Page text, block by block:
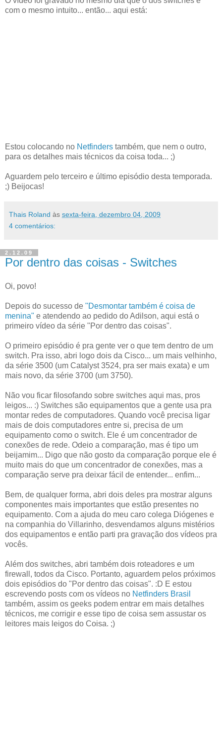
com o mesmo intuito... então... aqui está:
Estou colocando no Netfinders também, que nem o outro,
para os detalhes mais técnicos da coisa toda... ;)
Aguardem pelo terceiro e último episódio desta temporada.
;) Beijocas!
Thais Roland às sexta-feira, dezembro 04, 2009
4 comentários:
2.12.09
Por dentro das coisas - Switches
Oi, povo!
Depois do sucesso de "Desmontar também é coisa de
menina" e atendendo ao pedido do Adilson, aqui está o
primeiro vídeo da série "Por dentro das coisas".
O primeiro episódio é pra gente ver o que tem dentro de um
switch. Pra isso, abri logo dois da Cisco... um mais velhinho,
da série 3500 (um Catalyst 3524, pra ser mais exata) e um
mais novo, da série 3700 (um 3750).
Não vou ficar filosofando sobre switches aqui mas, pros
leigos... :) Switches são equipamentos que a gente usa pra
montar redes de computadores. Quando você precisa ligar
mais de dois computadores entre si, precisa de um
equipamento como o switch. Ele é um concentrador de
conexões de rede. Odeio a comparação, mas é tipo um
beijamim... Digo que não gosto da comparação porque ele é
muito mais do que um concentrador de conexões, mas a
comparação serve pra deixar fácil de entender... enfim...
Bem, de qualquer forma, abri dois deles pra mostrar alguns
componentes mais importantes que estão presentes no
equipamento. Com a ajuda do meu caro colega Diógenes e
na companhia do Villarinho, desvendamos alguns mistérios
dos equipamentos e então parti pra gravação dos vídeos pra
vocês.
Além dos switches, abri também dois roteadores e um
firewall, todos da Cisco. Portanto, aguardem pelos próximos
dois episódios do "Por dentro das coisas". :D E estou
escrevendo posts com os vídeos no Netfinders Brasil
também, assim os geeks podem entrar em mais detalhes
técnicos, me corrigir e esse tipo de coisa sem assustar os
leitores mais leigos do Coisa. ;)